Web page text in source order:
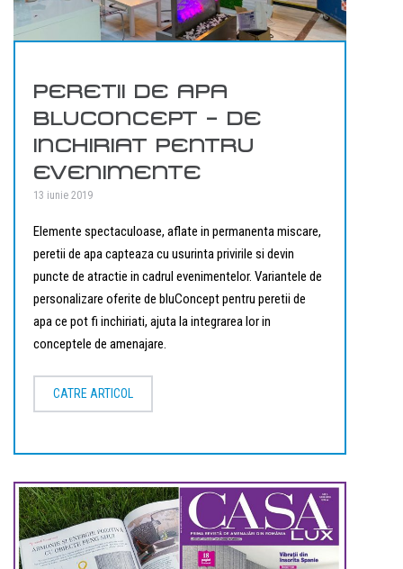
PERETII DE APA
BLUCONCEPT – DE
INCHIRIAT PENTRU
EVENIMENTE
13 iunie 2019
Elemente spectaculoase, aflate in permanenta miscare,
peretii de apa capteaza cu usurinta privirile si devin
puncte de atractie in cadrul evenimentelor. Variantele de
personalizare oferite de bluConcept pentru peretii de
apa ce pot fi inchiriati, ajuta la integrarea lor in
conceptele de amenajare.
CATRE ARTICOL